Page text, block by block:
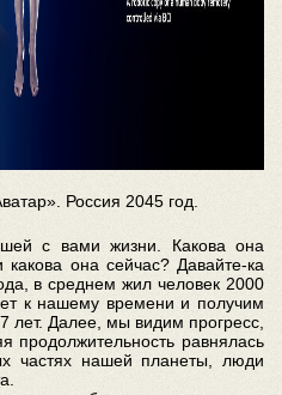
Россия 2045 год.
с вами жизни. Какова она
она сейчас? Давайте-ка
в среднем жил человек 2000
к нашему времени и получим
лет. Далее, мы видим прогресс,
продолжительность равнялась
частях нашей планеты, люди